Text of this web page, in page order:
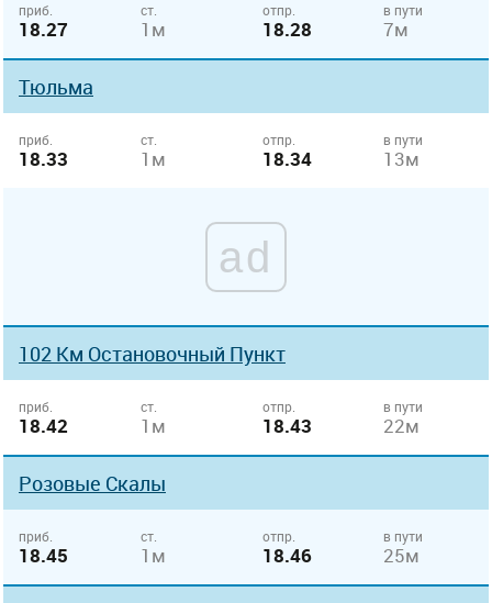
приб.
18.27
ст.
1м
отпр.
18.28
в пути
7м
Тюльма
приб.
18.33
ст.
1м
отпр.
18.34
в пути
13м
ad
102 Км Остановочный Пункт
приб.
18.42
ст.
1м
отпр.
18.43
в пути
22м
Розовые Скалы
приб.
18.45
ст.
1м
отпр.
18.46
в пути
25м